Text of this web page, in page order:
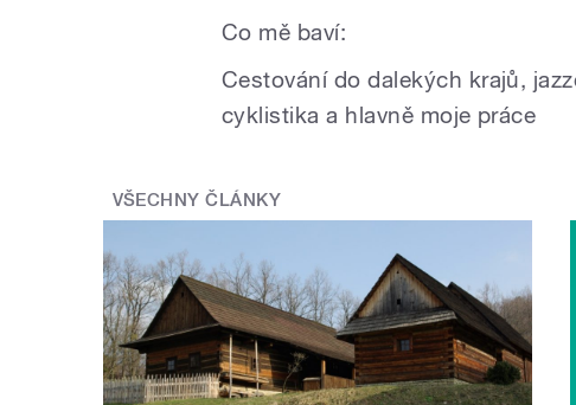
Co mě baví:
​Cestování do dalekých krajů,
cyklistika a hlavně moje práce
VŠECHNY ČLÁNKY